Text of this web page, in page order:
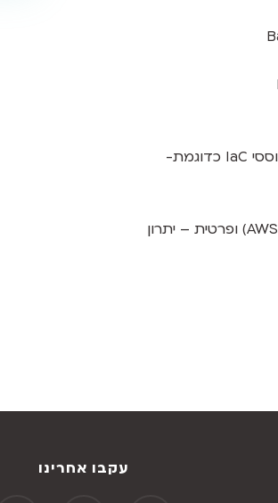
ניסיון בעבודה עם כלי ניהול תצורה מבוססי IaC כדוגמת-
עקבו אחרינו